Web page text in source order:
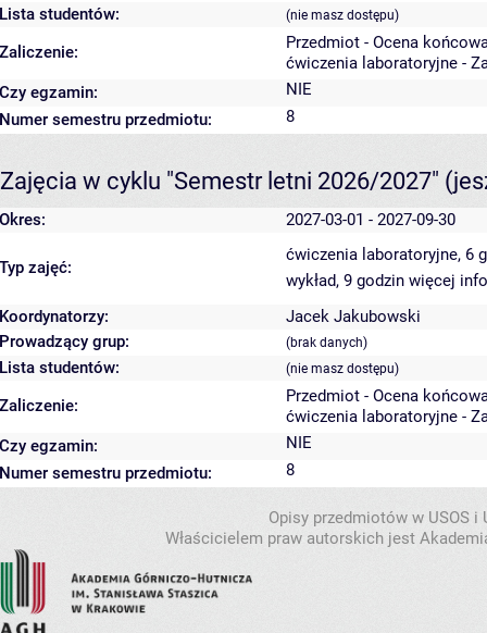
Lista studentów: (nie masz dostępu)
Zaliczenie:
Przedmiot - Ocena
ćwiczenia laboratoryjne -
Czy egzamin:
NIE
Numer semestru przedmiotu:
8
Zajęcia w cyklu "Semestr letni 2026/2027"
Okres: 2027-03-01 - 2027-09-30
Typ zajęć:
ćwiczenia laboratoryjne, 6
wykład, 9 godzin więcej
Koordynatorzy:
Jacek Jakubowski
Prowadzący grup:
(brak danych)
Lista studentów: (nie masz dostępu)
Zaliczenie:
Przedmiot - Ocena
ćwiczenia laboratoryjne -
Czy egzamin:
NIE
Numer semestru przedmiotu:
8
Opisy przedmiotów w USOS
Właścicielem praw autorskich jest